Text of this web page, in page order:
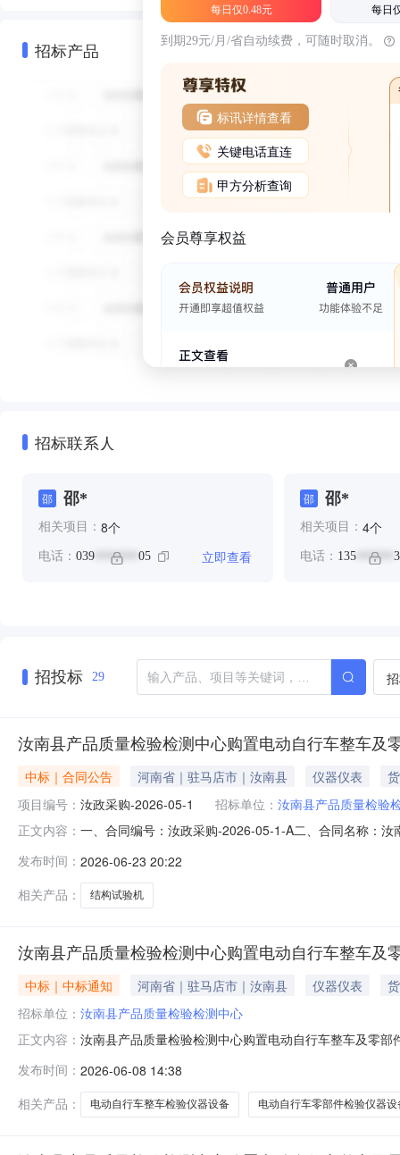
招标产品
每日仅0.48元 每日
到期29元/月/省自动续费，可随时取消。
标讯详情查看
关键电话直连
甲方分析查询
会员尊享权益
招标联系人
邵 邵*
相关项目： 8个
电话： 039 ******* 05 立即查看
邵 邵*
相关项目： 4个
电话： 135******
招投标 29
汝南县产品质量检验检测中心购置电动自行车整车及
中标｜合同公告 河南省｜驻马店市｜汝南县 仪器仪表
项目编号： 汝政采购-2026-05-1 招标单位： 汝南县产品质量检验
正文内容： 一、合同编号：汝政采购-2026-05-1-A二、合同名称：
人：邵军联系方式：135076405392.供应商（乙方）：
式：18020
发布时间： 2026-06-23 20:22
相关产品：
结构试验机
汝南县产品质量检验检测中心购置电动自行车整车及
中标｜中标通知 河南省｜驻马店市｜汝南县 仪器仪表
招标单位： 汝南县产品质量检验检测中心
正文内容： 汝南县产品质量检验检测中心购置电动自行车整车及零
发布时间： 2026-06-08 14:38
相关产品：
电动自行车整车检验仪器设备 电动自行车零部件检验仪器设